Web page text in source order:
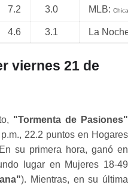
7.2
3.0
MLB: Chicago
4.6 3.1 La Noche
viernes 21 de
"Tormenta de Pasiones"
22.2 puntos en Hogares
su primera hora, ganó en
lugar en Mujeres 18-49
). Mientras, en su última